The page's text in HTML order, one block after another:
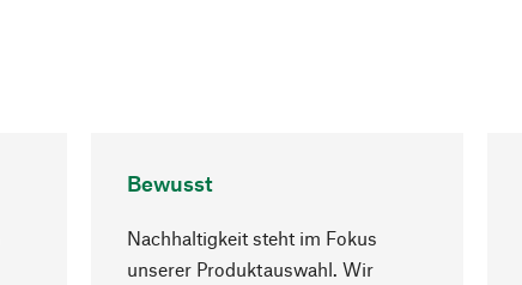
Bewusst
Nachhaltigkeit steht im Fokus
unserer Produktauswahl. Wir